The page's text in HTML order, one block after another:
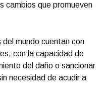
cambios que promueven
mundo cuentan con
con la capacidad de
del daño o sancionar
necesidad de acudir a